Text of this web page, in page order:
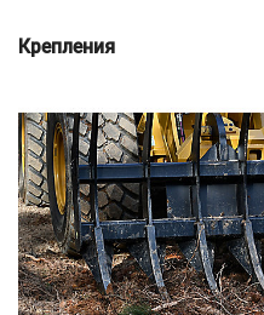
Крепления